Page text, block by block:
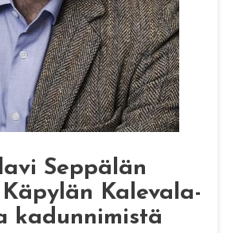
Seppälän
Kalevala-
kadunnimistä